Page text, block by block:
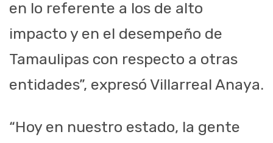
en lo referente a los de alto
impacto y en el desempeño de
Tamaulipas con respecto a otras
entidades”, expresó Villarreal Anaya.
“Hoy en nuestro estado, la gente